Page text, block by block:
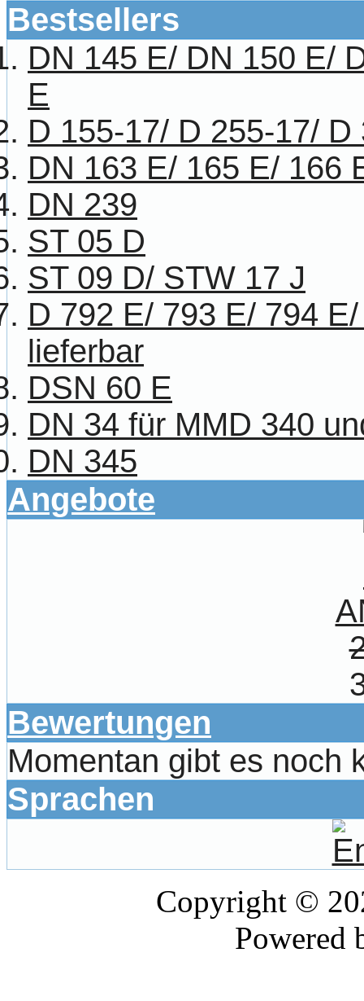
Bestsellers
DN 145 E/ DN 150 E/
E
D 155-17/ D 255-17/ D
DN 163 E/ 165 E/ 166
DN 239
ST 05 D
ST 09 D/ STW 17 J
D 792 E/ 793 E/ 794
lieferbar
DSN 60 E
DN 34 für MMD 340
DN 345
Angebote
Bewertungen
Momentan gibt es noch
Sprachen
Copyright ©
Powered